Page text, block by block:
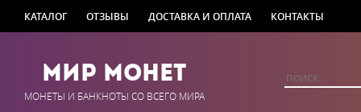
КАТАЛОГ ОТЗЫВЫ ДОСТАВКА И ОПЛАТА КОНТАКТЫ
Мир Монет
МОНЕТЫ И БАНКНОТЫ СО ВСЕГО МИРА